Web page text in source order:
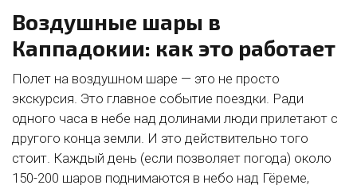
Воздушные шары в
Каппадокии: как это работает
Полет на воздушном шаре — это не просто
экскурсия. Это главное событие поездки. Ради
одного часа в небе над долинами люди прилетают с
другого конца земли. И это действительно того
стоит. Каждый день (если позволяет погода) около
150-200 шаров поднимаются в небо над Гёреме,